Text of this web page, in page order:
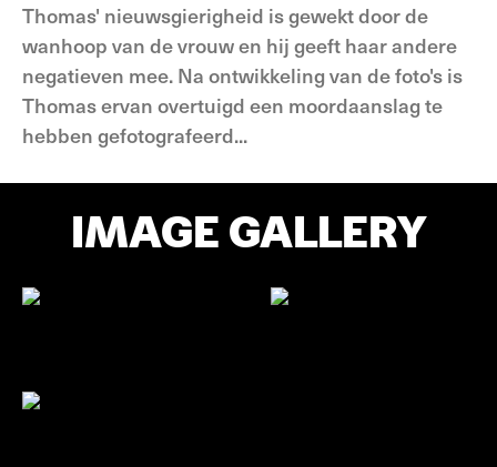
Thomas' nieuwsgierigheid is gewekt door de
wanhoop van de vrouw en hij geeft haar andere
negatieven mee. Na ontwikkeling van de foto's is
Thomas ervan overtuigd een moordaanslag te
hebben gefotografeerd...
IMAGE GALLERY